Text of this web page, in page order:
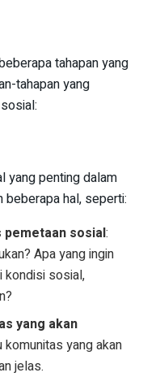
tahapan yang
tahapan yang
yang penting dalam
beberapa hal, seperti:
pemetaan sosial:
Apa yang ingin
kondisi sosial,
yang akan
komunitas yang akan
jelas.